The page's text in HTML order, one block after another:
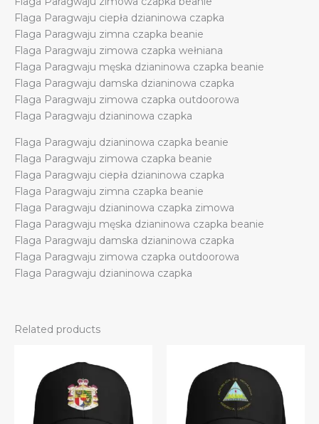
Flaga Paragwaju ciepła dzianinowa czapka
Flaga Paragwaju zimna czapka beanie
Flaga Paragwaju zimowa czapka wełniana
Flaga Paragwaju męska dzianinowa czapka beanie
Flaga Paragwaju damska dzianinowa czapka
Flaga Paragwaju zimowa czapka outdoorowa
Flaga Paragwaju dzianinowa czapka
Flaga Paragwaju dzianinowa czapka beanie
Flaga Paragwaju zimowa czapka beanie
Flaga Paragwaju ciepła dzianinowa czapka
Flaga Paragwaju zimna czapka beanie
Flaga Paragwaju dzianinowa czapka zimowa
Flaga Paragwaju męska dzianinowa czapka beanie
Flaga Paragwaju damska dzianinowa czapka
Flaga Paragwaju zimowa czapka outdoorowa
Flaga Paragwaju dzianinowa czapka
Related products